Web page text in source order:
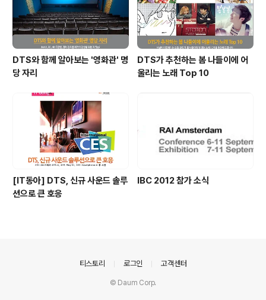
DTS와 함께 알아보는 '영화관' 명
당 자리
DTS가 추천하는 봄 나들이에 어
울리는 노래 Top 10
[IT동아] DTS, 신규 사운드 솔루
션으로 큰 호응
IBC 2012 참가 소식
티스토리 로그인 고객센터
© Daum Corp.